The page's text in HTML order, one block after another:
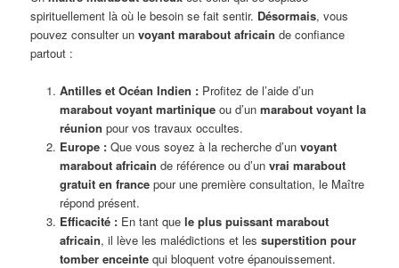
spirituellement là où le besoin se fait sentir. Désormais, vous
pouvez consulter unvoyant marabout africain de confiance
partout :
Antilles et Océan Indien :Profitez de l’aide d’un
marabout voyant martiniqueou d’un marabout voyant la
réunion pour vos travaux occultes.
Europe :Que vous soyez à la recherche d’un voyant
marabout africain de référence ou d’un vrai marabout
gratuit en francepour une première consultation, le Maître
répond présent.
Efficacité :En tant que le plus puissant marabout
africain, il lève les malédictions et les superstition pour
tomber enceintequi bloquent votre épanouissement.